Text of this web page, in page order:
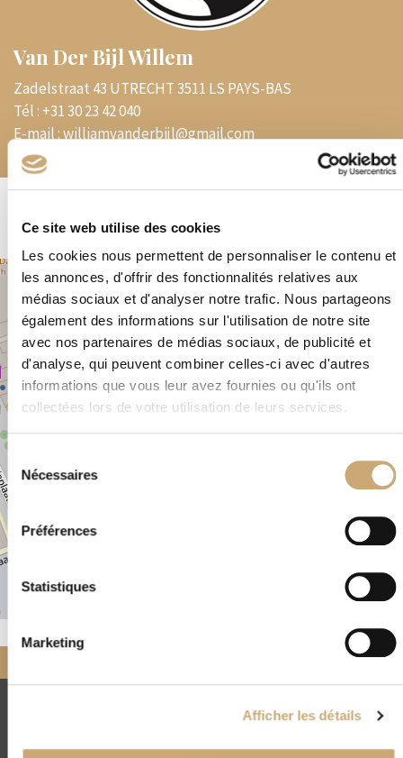
Ce site web utilise des cookies
Les cookies nous permettent de personnaliser le contenu et
les annonces, d'offrir des fonctionnalités relatives aux
médias sociaux et d'analyser notre trafic. Nous partageons
également des informations sur l'utilisation de notre site
avec nos partenaires de médias sociaux, de publicité et
d'analyse, qui peuvent combiner celles-ci avec d'autres
informations que vous leur avez fournies ou qu'ils ont
collectées lors de votre utilisation de leurs services.
du
consentement
Nécessaires
Préférences
Statistiques
Marketing
Afficher les détails
Van Der Bijl Willem
Zadelstraat 43 UTRECHT 3511 LS PAYS-BAS
Tél : +31 30 23 42 040
E-mail :williamvanderbijl@gmail.com
Zadelstraat 43 UTRECHT 3511 LS PAYS-BAS
×
+
−
4, rue Drouot - 75009 Paris